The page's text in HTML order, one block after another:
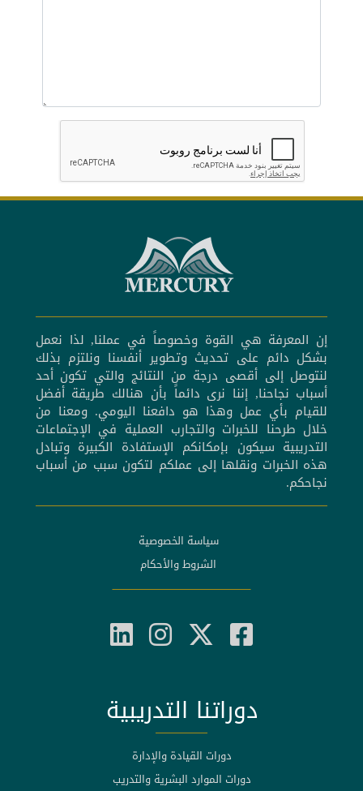
إن المعرفة هي القوة وخصوصاً في عملنا, لذا نعمل
بشكل دائم على تحديث وتطوير أنفسنا ونلتزم بذلك
لنتوصل إلى أقصى درجة من النتائج والتي تكون أحد
أسباب نجاحنا, إننا نرى دائماً بأن هنالك طريقة أفضل
للقيام بأي عمل وهذا هو دافعنا اليومي. ومعنا من
خلال طرحنا للخبرات والتجارب العملية في الإجتماعات
التدريبية سيكون بإمكانكم الإستفادة الكبيرة وتبادل
هذه الخبرات ونقلها إلى عملكم لتكون سبب من أسباب
نجاحكم.
سياسة الخصوصية
الشروط والأحكام
دوراتنا التدريبية
دورات القيادة والإدارة
دورات الموارد البشرية والتدريب